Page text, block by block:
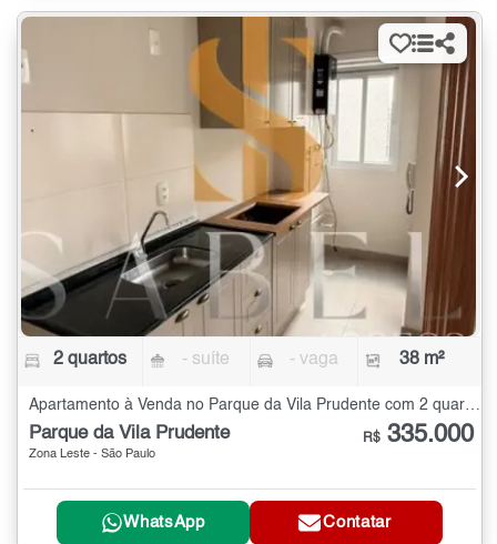
2 quartos - suíte - vaga 38 m²
Parque da Vila Prudente
Zona Leste - São Paulo
R$ 335.000
WhatsApp Contatar